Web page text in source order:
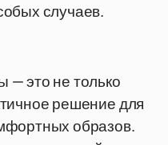
случаев.
— это не только
решение для
образов.